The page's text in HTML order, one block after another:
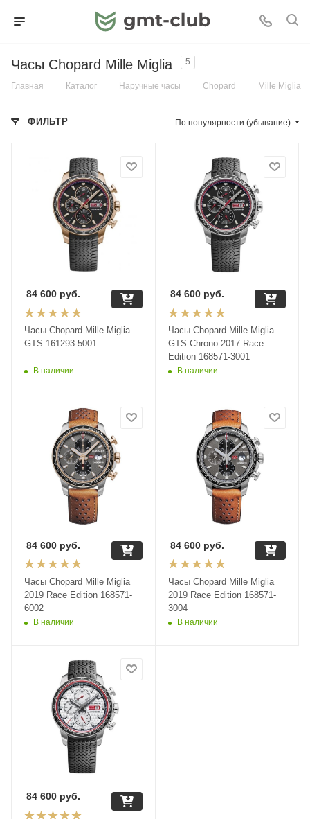
Часы Chopard Mille Miglia 5
Главная — Каталог — Наручные часы — Chopard — Mille Miglia
ФИЛЬТР По популярности (убывание)
Часы Chopard Mille Miglia
GTS 161293-5001
В наличии
84 600 руб.
Часы Chopard Mille Miglia
GTS Chrono 2017 Race
Edition 168571-3001
В наличии
84 600руб.
Часы Chopard Mille Miglia
2019 Race Edition 168571-
6002
В наличии
84 600 руб.
Часы Chopard Mille Miglia
2019 Race Edition 168571-
3004
В наличии
84 600руб.
84 600 руб.